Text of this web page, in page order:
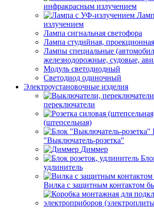
инфракрасным излучением
излучением
Лампа сигнальная светофора
Лампа студийная,
Лампы специальные
железнодорожные, судовые,
Модуль светодиодный
Светодиод одиночный
Электроустановочные изделия
переключатели
(штепсельная)
"Выключатель-розетка"
Диммер
удлинитель
Вилка с защитным контактом